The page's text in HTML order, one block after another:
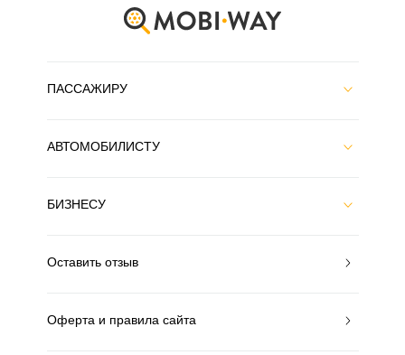
ПАССАЖИРУ
АВТОМОБИЛИСТУ
БИЗНЕСУ
Оставить отзыв
Оферта и правила сайта